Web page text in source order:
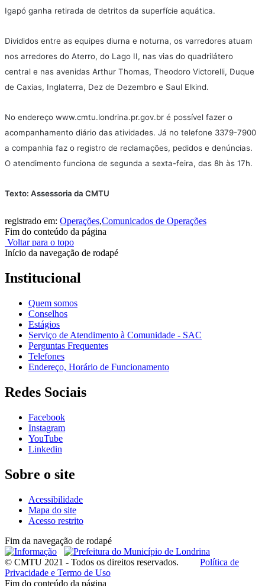
Igapó ganha retirada de detritos da superfície aquática.
Divididos entre as equipes diurna e noturna, os varredores atuam
nos arredores do Aterro, do Lago II, nas vias do quadrilátero
central e nas avenidas Arthur Thomas, Theodoro Victorelli, Duque
de Caxias, Inglaterra, Dez de Dezembro e Saul Elkind.
No endereço www.cmtu.londrina.pr.gov.br é possível fazer o
acompanhamento diário das atividades. Já no telefone 3379-7900
a companhia faz o registro de reclamações, pedidos e denúncias.
O atendimento funciona de segunda a sexta-feira, das 8h às 17h.
Texto: Assessoria da CMTU
registrado em: Operações,Comunicados de Operações
Fim do conteúdo da página
Voltar para o topo
Início da navegação de rodapé
Institucional
Quem somos
Conselhos
Estágios
Serviço de Atendimento à Comunidade - SAC
Perguntas Frequentes
Telefones
Endereço, Horário de Funcionamento
Redes Sociais
Facebook
Instagram
YouTube
Linkedin
Sobre o site
Acessibilidade
Mapa do site
Acesso restrito
Fim da navegação de rodapé
© CMTU 2021 - Todos os direitos reservados. Política de
Privacidade e Termo de Uso
Fim do conteúdo da página